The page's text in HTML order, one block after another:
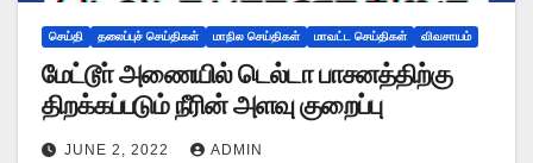
செய்தி தலைப்புச் செய்திகள் மாநில செய்திகள் மாவட்ட செய்திகள் விவசாயம்
மேட்டூா் அணையில் டெல்டா பாசனத்திற்கு
திறக்கப்படும் நீரின் அளவு குறைப்பு
JUNE 2, 2022 ADMIN